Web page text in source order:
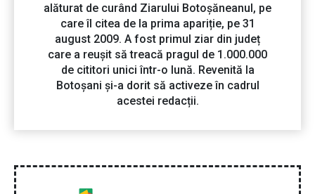
alăturat de curând Ziarului Botoșăneanul, pe
care îl citea de la prima apariție, pe 31
august 2009. A fost primul ziar din județ
care a reușit să treacă pragul de 1.000.000
de cititori unici într-o lună. Revenită la
Botoșani și-a dorit să activeze în cadrul
acestei redacții.